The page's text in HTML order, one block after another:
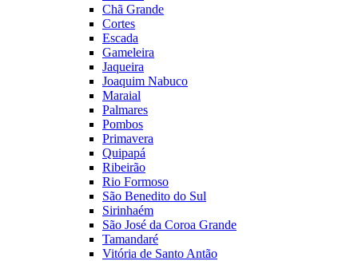
Chã Grande
Cortes
Escada
Gameleira
Jaqueira
Joaquim Nabuco
Maraial
Palmares
Pombos
Primavera
Quipapá
Ribeirão
Rio Formoso
São Benedito do Sul
Sirinhaém
São José da Coroa Grande
Tamandaré
Vitória de Santo Antão